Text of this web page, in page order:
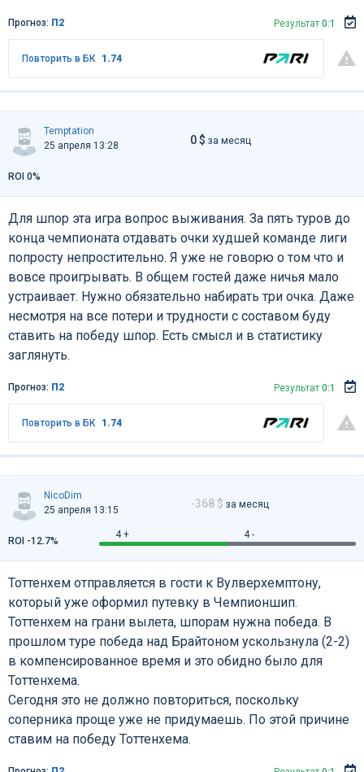
Прогноз: П2 Результат 0:1
Повторить в БК 1.74
Temptation
25 апреля 13:28
0 $ за месяц
ROI 0%
Для шпор эта игра вопрос выживания. За пять туров до
конца чемпионата отдавать очки худшей команде лиги
попросту непростительно. Я уже не говорю о том что и
вовсе проигрывать. В общем гостей даже ничья мало
устраивает. Нужно обязательно набирать три очка. Даже
несмотря на все потери и трудности с составом буду
ставить на победу шпор. Есть смысл и в статистику
заглянуть.
Прогноз: П2 Результат 0:1
Повторить в БК 1.74
NicoDim
25 апреля 13:15
-368 $ за месяц
4 + 4 -
ROI -12.7%
Тоттенхем отправляется в гости к Вулверхемптону,
который уже оформил путевку в Чемпионшип.
Тоттенхем на грани вылета, шпорам нужна победа. В
прошлом туре победа над Брайтоном ускользнула (2-2)
в компенсированное время и это обидно было для
Тоттенхема.
Сегодня это не должно повториться, поскольку
соперника проще уже не придумаешь. По этой причине
ставим на победу Тоттенхема.